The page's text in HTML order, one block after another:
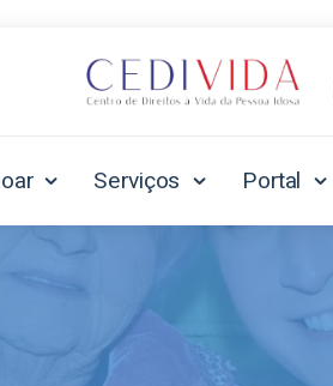
Serviços Portal